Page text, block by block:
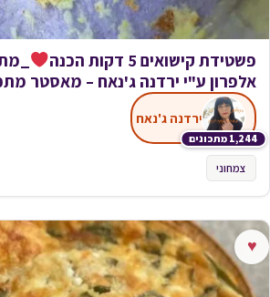
פשטידת קישואים 5 דקות הכנה
אלפרון ע"י ירדנה ג'נאח – מאסטר
1,244 מתכונים
ירדנה ג'נאח
צמחוני
♥